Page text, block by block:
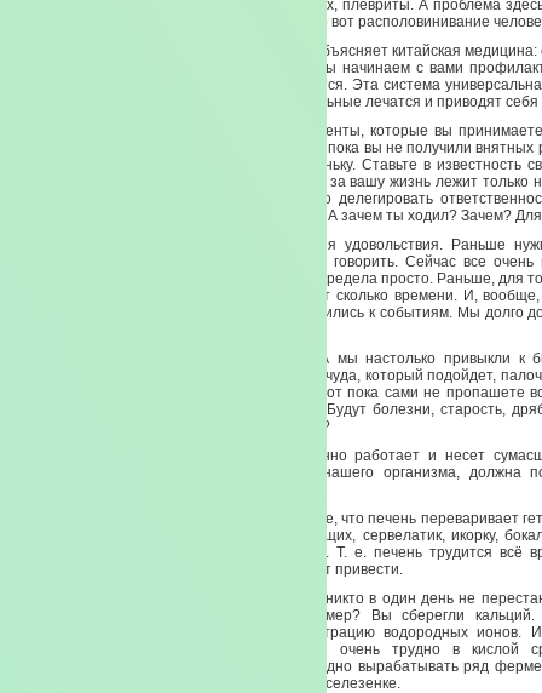
отеки, тяжелые бронхиты, воспаления легких, плевриты. А проблема
только вы убираете проблему в печени — это вот располовинивание
Так устроен наш организм и это прекрасно объясняет китайская
одному нашему органу, а тем более если мы начинаем с вами
всем органам, то все остальное отстраивается. Эта система
здоровых. Здоровые профилактируются. Больные лечатся и приводят себя
Ни в коем случае нельзя отменять медикаменты, которые вы
фармацевтические медикаменты до тех пор, пока вы не получили внятных
этого -снижайте, пожалуйста, дозы. Потихоньку. Ставьте в известность
готов к диалогу. Не готов — ответственность за вашу жизнь лежит
на вас. Безусловно, очень просто и хорошо делегировать
здорово. А потом говорить — он такой-сякой. А зачем ты ходил? Зачем?
Мы живем в век очень быстрого получения удовольствия. Раньше
обедать, ходить, чего-то там делать, слова говорить. Сейчас все
ухаживать, ни обедать, ни жениться. Все до предела просто. Раньше, для
границу надо было деньги копить, Бог знает сколько времени. И,
тяжести, работать, чтобы поехать. Мы готовились к событиям. Мы долго
Нельзя ребенка выносить за один день. А мы настолько привыкли к
удовольствия, что мы ждем такого продавца чуда, который подойдет,
даст и все будет замечательно. Не будет. Вот пока сами не пропашете
сами собой не займетесь, ничего не будет. Будут болезни, старость,
будет противно смотреть в зеркало. Хорошо?
Итак, печень. Печень, так как она постоянно работает и несет
выработке очень многих ферментов для нашего организма, должна
Когда вы что-то закидываете в рот — помните, что печень переваривает
для нас является ядами. Мясо млекопитающих, сервелатик, икорку,
печень расщепляет. Я не говорю про сало. Т. е. печень трудится всё
грузите, думайте, к чему в итоге все это может привести.
Чем же мы можем помочь? Дело в том, что никто в один день не
перестал пить кофе? Браво. Никто не умер? Вы сберегли
внутреннее рН вашего организма, концентрацию водородных ионов.
большой подарок своей печени, которой очень трудно в кислой
нормальный холестерин. Которой очень трудно вырабатывать ряд
помогать работать поджелудочной железе и селезенке.